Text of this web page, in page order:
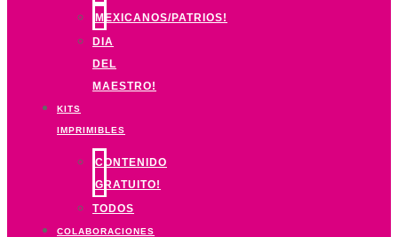
MEXICANOS/PATRIOS!
DIA
DEL
MAESTRO!
KITS
IMPRIMIBLES
CONTENIDO
GRATUITO!
TODOS
COLABORACIONES